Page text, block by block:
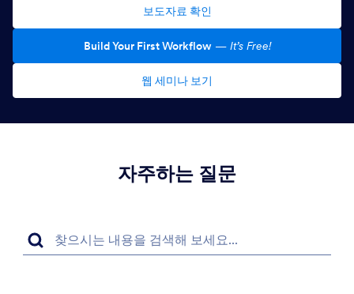
보도자료 확인
Build Your First Workflow— It’s Free!
웹 세미나 보기
자주하는 질문